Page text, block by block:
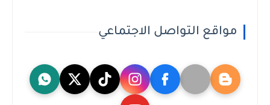
مواقع التواصل الاجتماعي